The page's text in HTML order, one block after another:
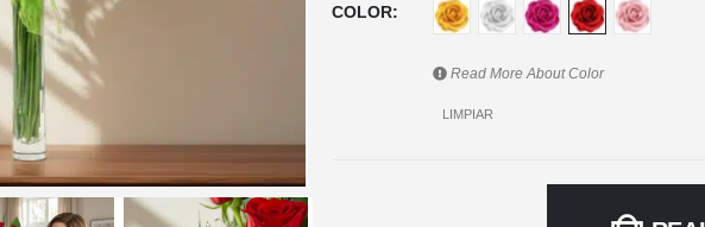
COLOR
Read More AboutColor
LIMPIAR